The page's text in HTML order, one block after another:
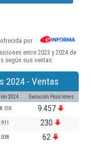
por
entre 2023 y 2024 de
según sus ventas:
2024 - Ventas
2024 Evolución Posiciones
9.457
230
62